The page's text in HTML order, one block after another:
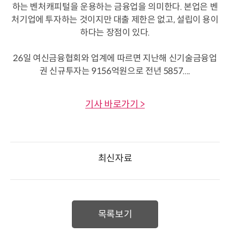
하는 벤처캐피털을 운용하는 금융업을 의미한다. 본업은 벤
처기업에 투자하는 것이지만 대출 제한은 없고, 설립이 용이
하다는 장점이 있다.
26일 여신금융협회와 업계에 따르면 지난해 신기술금융업
권 신규투자는 9156억원으로 전년 5857....
기사 바로가기 >
최신자료
목록보기